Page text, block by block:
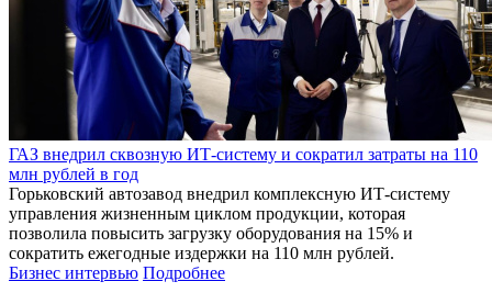
ГАЗ внедрил сквозную ИТ-систему и сократил затраты на 110
млн рублей в год
Горьковский автозавод внедрил комплексную ИТ-систему
управления жизненным циклом продукции, которая
позволила повысить загрузку оборудования на 15% и
сократить ежегодные издержки на 110 млн рублей.
Бизнес интервью Подробнее